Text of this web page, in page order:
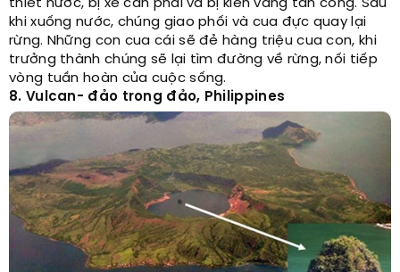
thiết nước, bị xe cán phải và bị kiến vàng tấn công. Sau
khi xuống nước, chúng giao phối và cua đực quay lại
rừng. Những con cua cái sẽ đẻ hàng triệu cua con, khi
trưởng thành chúng sẽ lại tìm đường về rừng, nối tiếp
vòng tuần hoàn của cuộc sống.
8. Vulcan- đảo trong đảo, Philippines